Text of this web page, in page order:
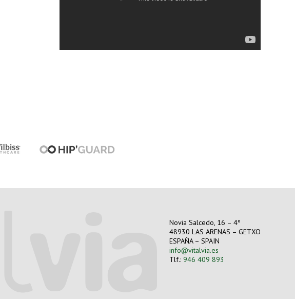
Novia Salcedo, 16 – 4º
48930 LAS ARENAS – GETXO
ESPAÑA – SPAIN
info@vitalvia.es
Tlf.: 946 409 893